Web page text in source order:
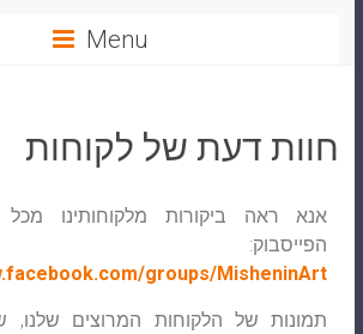
Menu
חוות דעת של לקוחות
אנא ראה ביקורות מלקוחותינו
הפייסבוק:
groups/MisheninArt
תמונות של הלקוחות המרוצים שלנו,